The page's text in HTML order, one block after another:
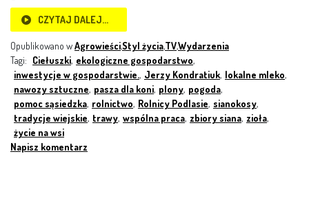
CZYTAJ DALEJ…
Opublikowano wAgrowieści,Styl życia,TV,Wydarzenia
Tagi: Ciełuszki, ekologiczne gospodarstwo,
inwestycje w gospodarstwie., Jerzy Kondratiuk, lokalne mleko,
nawozy sztuczne, pasza dla koni, plony, pogoda,
pomoc sąsiedzka, rolnictwo, Rolnicy Podlasie, sianokosy,
tradycje wiejskie, trawy, wspólna praca, zbiory siana, zioła,
życie na wsi
Napisz komentarz